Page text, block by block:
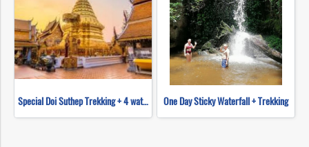
Special Doi Suthep Trekking + 4 waterfall One Day Sticky Waterfall + Trekking